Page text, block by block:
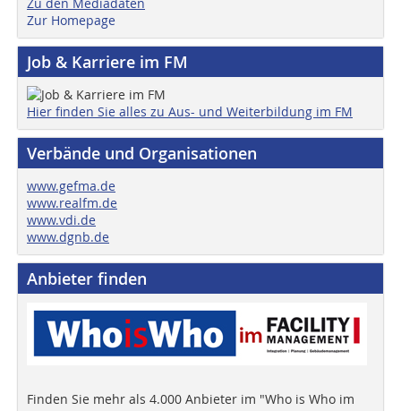
Zur Homepage
Job & Karriere im FM
Hier finden Sie alles zu Aus- und Weiterbildung im FM
Verbände und Organisationen
www.gefma.de
www.realfm.de
www.vdi.de
www.dgnb.de
Anbieter finden
Finden Sie mehr als 4.000 Anbieter im "Who is Who im